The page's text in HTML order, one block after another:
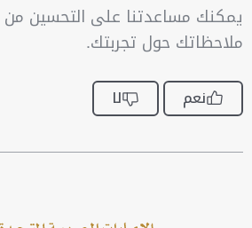
يمكنك مساعدتنا على التحسين
ملاحظاتك حول تجربتك.
نعم لا